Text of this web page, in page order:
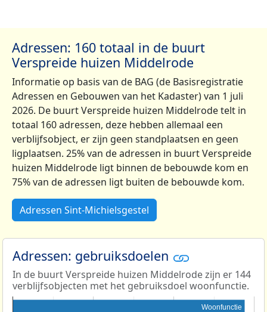
Adressen: 160 totaal in de buurt
Verspreide huizen Middelrode
Informatie op basis van de BAG (de Basisregistratie
Adressen en Gebouwen van het Kadaster) van 1 juli
2026. De buurt Verspreide huizen Middelrode telt in
totaal 160 adressen, deze hebben allemaal een
verblijfsobject, er zijn geen standplaatsen en geen
ligplaatsen. 25% van de adressen in buurt Verspreide
huizen Middelrode ligt binnen de bebouwde kom en
75% van de adressen ligt buiten de bebouwde kom.
Adressen Sint-Michielsgestel
Adressen: gebruiksdoelen
In de buurt Verspreide huizen Middelrode zijn er 144
verblijfsobjecten met het gebruiksdoel woonfunctie.
Woonfunctie